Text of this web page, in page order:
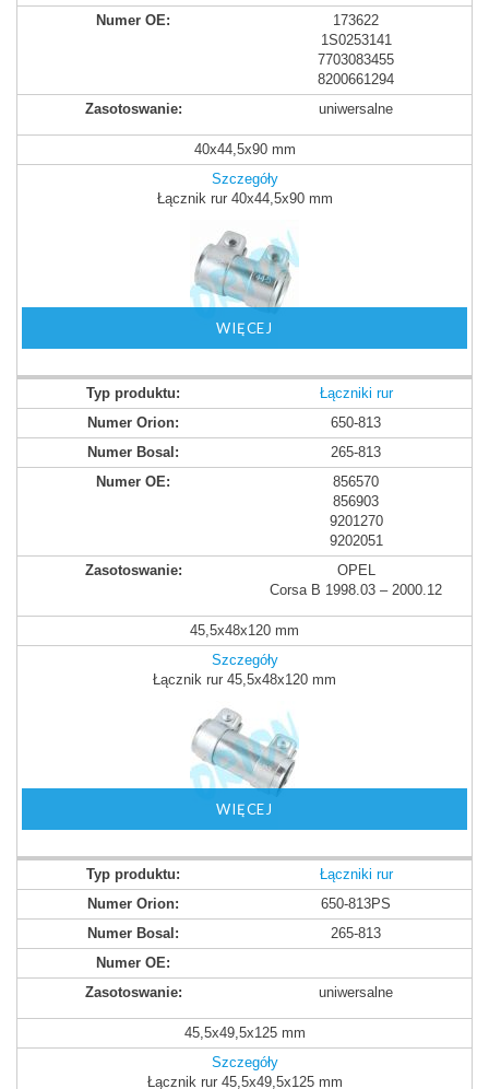
173622
1S0253141
7703083455
8200661294
uniwersalne
40x44,5x90 mm
Szczegóły
Łącznik rur 40x44,5x90 mm
WIĘCEJ
Łączniki rur
650-813
265-813
856570
856903
9201270
9202051
OPEL
Corsa B 1998.03 – 2000.12
45,5x48x120 mm
Szczegóły
Łącznik rur 45,5x48x120 mm
WIĘCEJ
Łączniki rur
650-813PS
265-813
uniwersalne
45,5x49,5x125 mm
Szczegóły
Łącznik rur 45,5x49,5x125 mm